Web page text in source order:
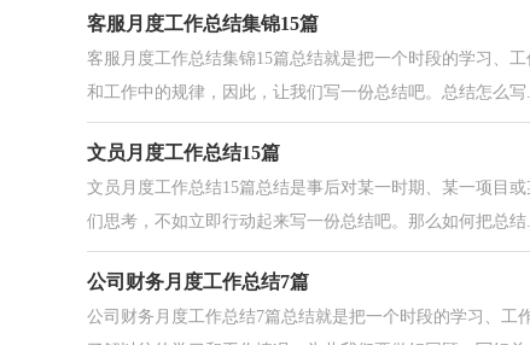
客服月度工作总结集锦15篇
客服月度工作总结集锦15篇总结就是把一个时段的学习、
和工作中的规律，因此，让我们写一份总结吧。总结怎么写
文员月度工作总结15篇
文员月度工作总结15篇总结是事后对某一时期、某一项目
们思考，不如立即行动起来写一份总结吧。那么如何把总结
公司财务月度工作总结7篇
公司财务月度工作总结7篇总结就是把一个时段的学习、